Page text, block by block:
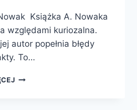
Książka A. Nowaka
względami kuriozalna.
autor popełnia błędy
To…
PIERWSZA